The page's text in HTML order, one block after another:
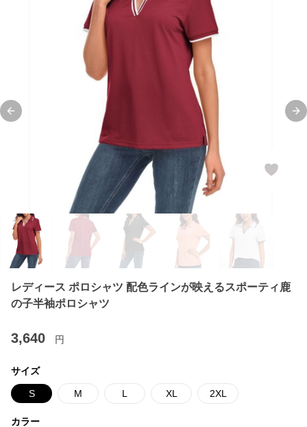
Previous slide
レディース ポロシャツ 配色ラインが映えるスポーティ鹿
の子半袖ポロシャツ
3,640 円
サイズ
S M L XL 2XL
カラー